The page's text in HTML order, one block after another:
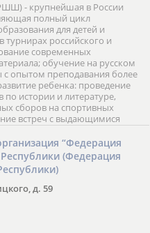
- крупнейшая в России
полный цикл
для детей и
турнирах российского и
современных
обучение на русском
с опытом преподавания более
ребенка: проведение
по истории и литературе,
сборов на спортивных
встреч с выдающимися
онлайн обучение в
занятий, круглые столы
организация фестивалей;
турниров.
“Федерация
(Федерация
д. 59